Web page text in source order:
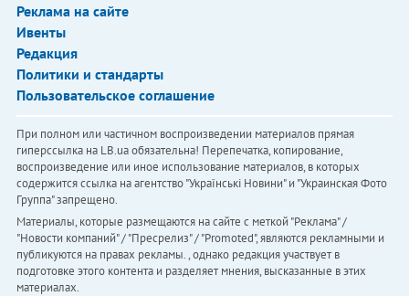
Реклама на сайте
Ивенты
Редакция
Политики и стандарты
Пользовательское соглашение
При полном или частичном воспроизведении материалов прямая
гиперссылка на LB.ua обязательна! Перепечатка, копирование,
воспроизведение или иное использование материалов, в которых
содержится ссылка на агентство "Українськi Новини" и "Украинская Фото
Группа" запрещено.
Материалы, которые размещаются на сайте с меткой "Реклама" /
"Новости компаний" / "Пресрелиз" / "Promoted", являются рекламными и
публикуются на правах рекламы. , однако редакция участвует в
подготовке этого контента и разделяет мнения, высказанные в этих
материалах.